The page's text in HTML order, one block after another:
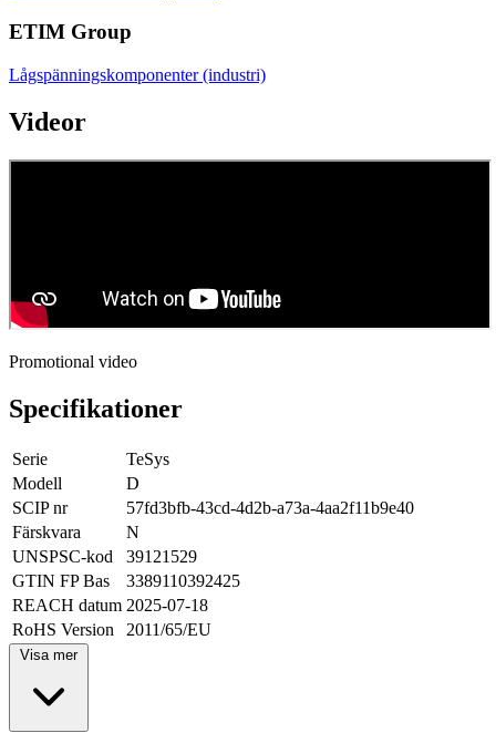
ETIM Group
Lågspänningskomponenter (industri)
Videor
Promotional video
Specifikationer
Serie
TeSys
Modell
D
SCIP nr
57fd3bfb-43cd-4d2b-a73a-4aa2f11b9e40
Färskvara
N
UNSPSC-kod
39121529
GTIN FP Bas
3389110392425
REACH datum 2025-07-18
RoHS Version
2011/65/EU
Visa mer